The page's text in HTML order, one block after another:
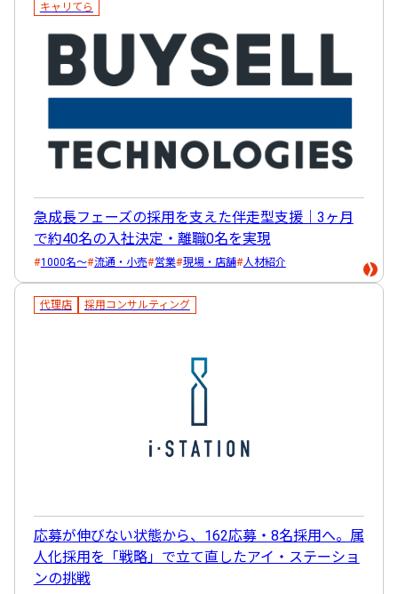
キャリてら
急成長フェーズの採用を支えた伴走型支援｜3ヶ月
で約40名の入社決定・離職0名を実現
1000名～ 流通・小売 営業 現場・店舗 人材紹介
代理店 採用コンサルティング
応募が伸びない状態から、162応募・8名採用へ。属
人化採用を「戦略」で立て直したアイ・ステーショ
ンの挑戦